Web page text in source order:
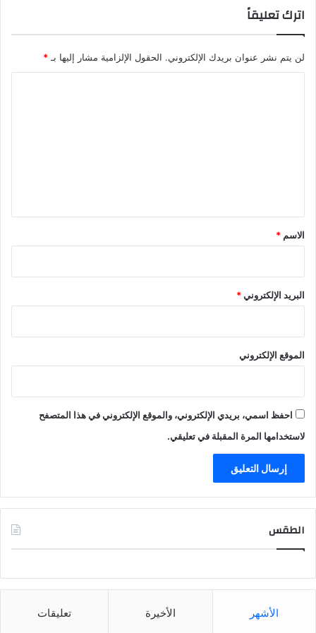
اترك تعليقاً
لن يتم نشر عنوان بريدك الإلكتروني. الحقول الإلزامية مشار إليها بـ*
*
الاسم *
البريد الإلكتروني*
الموقع الإلكتروني
احفظ اسمي، بريدي الإلكتروني، والموقع الإلكتروني في هذا المتصفح
لاستخدامها المرة المقبلة في تعليقي.
الطقس
الأشهر الأخيرة تعليقات